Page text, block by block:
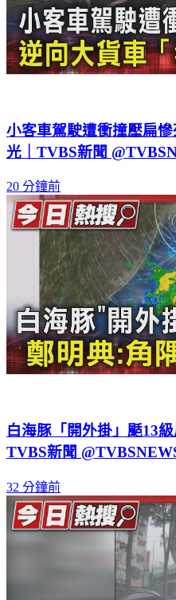
小客車駕駛遭衝撞壓扁
光｜TVBS新聞
20 分鐘前
白海豚「開外掛」颳13
TVBS新聞
32 分鐘前